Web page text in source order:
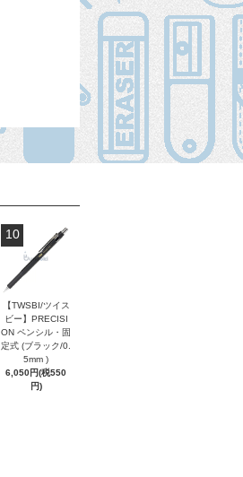
10
【TWSBI/ツイス
ビー】PRECISI
ON ペンシル・固
定式 (ブラック/0.
5mm )
6,050円(税550
円)